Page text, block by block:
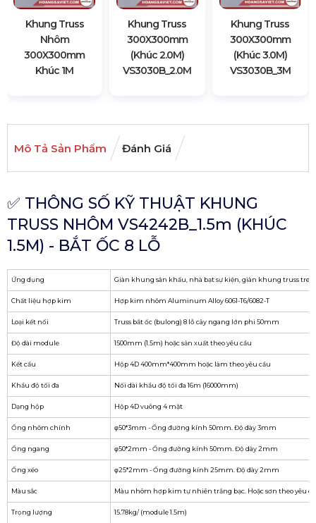
Khung Truss
Nhôm
300X300mm
Khúc 1M
Khung Truss
300X300mm
(Khúc 2.0M)
VS3030B_2.0M
Khung Truss
300X300mm
(Khúc 3.0M)
VS3030B_3M
Mô Tả Sản Phẩm Đánh Giá
✅ THÔNG SỐ KỸ THUẬT KHUNG
TRUSS NHÔM VS4242B_1.5m (KHÚC
1.5M) - BẮT ỐC 8 LỖ
Ứng dụng Giàn khung sân khấu, nhà bạt sự kiện, giàn khung truss treo
Chất liệu hợp kim Hợp kim nhôm Aluminum Alloy 6061-T6/6082-T
Loại kết nối Truss bắt ốc (bulong) 8 lỗ cây ngang lớn phi 50mm
Độ dài module 1500mm (1.5m) hoặc sản xuất theo yêu cầu
Kết cấu Hộp 4D 400mm*400mm hoặc làm theo yêu cầu
Khẩu độ tối đa Nối dài khẩu độ tối đa 16m (16000mm)
Dạng hộp Hộp 4D vuông 4 mặt
Ống nhôm chính φ50*3mm - Ống đường kính 50mm. Độ dày 3mm
Ống ngang φ50*2mm - Ống đường kính 50mm. Độ dày 2mm
Ống xéo φ25*2mm - Ống đường kính 25mm. Độ dày 2mm
Màu sắc Màu nhôm hợp kim tự nhiên trắng bạc. Hoặc sơn theo yêu
Trọng lượng 15.78kg/ (module 1.5m)